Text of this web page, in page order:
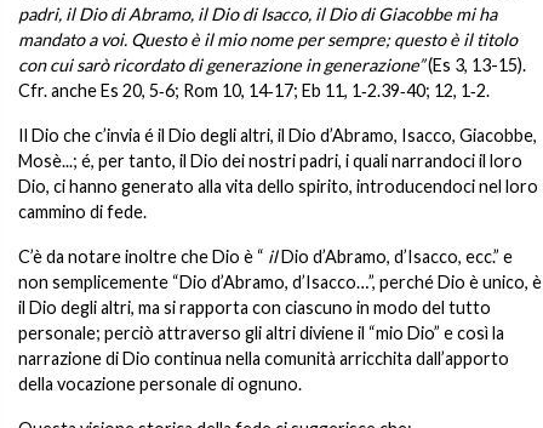
padri, il Dio di Abramo, il Dio di Isacco, il Dio di Giacobbe mi ha
mandato a voi. Questo è il mio nome per sempre; questo è il titolo
con cui sarò ricordato di generazione in generazione”(Es 3, 13-15).
Cfr. anche Es 20, 5‑6; Rom 10, 14‑17; Eb 11, 1‑2.39‑40; 12, 1‑2.
Il Dio che c’invia é il Dio degli altri, il Dio d’Abramo, Isacco, Giacobbe,
Mosè...; é, per tanto, il Dio dei nostri padri, i quali narrandoci il loro
Dio, ci hanno generato alla vita dello spirito, introducendoci nel loro
cammino di fede.
C’è da notare inoltre che Dio è “ ilDio d’Abramo, d’Isacco, ecc.” e
non semplicemente “Dio d’Abramo, d’Isacco…”, perché Dio è unico, è
il Dio degli altri, ma si rapporta con ciascuno in modo del tutto
personale; perciò attraverso gli altri diviene il “mio Dio” e così la
narrazione di Dio continua nella comunità arricchita dall’apporto
della vocazione personale di ognuno.